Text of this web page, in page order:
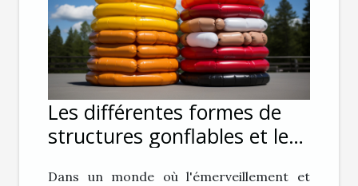
Les différentes formes de
structures gonflables et leur
Dans un monde où l'émerveillement et